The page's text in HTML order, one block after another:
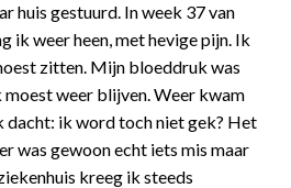
huis gestuurd. In week 37 van
ik weer heen, met hevige pijn. Ik
zitten. Mijn bloeddruk was
moest weer blijven. Weer kwam
dacht: ik word toch niet gek? Het
was gewoon echt iets mis maar
kreeg ik steeds